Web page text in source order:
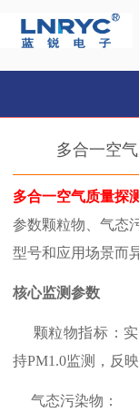
多合一空
多合一空气质量探
参数颗粒物、气态
型号和应用场景而
核心监测参数
颗粒物指标：实
持PM1.0监测，反
气态污染物：